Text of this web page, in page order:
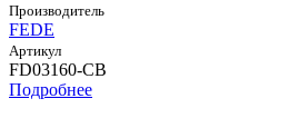
Производитель
FEDE
Артикул
FD03160-CB
Подробнее